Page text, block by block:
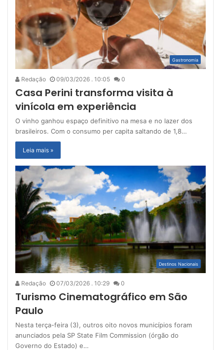
Gastronomia
Redação 09/03/2026 . 10:05 0
Casa Perini transforma visita à
vinícola em experiência
O vinho ganhou espaço definitivo na mesa e no lazer dos
brasileiros. Com o consumo per capita saltando de 1,8…
Leia mais »
Destinos Nacionais
Redação 07/03/2026 . 10:29 0
Turismo Cinematográfico em São
Paulo
Nesta terça-feira (3), outros oito novos municípios foram
anunciados pela SP State Film Commission (órgão do
Governo do Estado) e…